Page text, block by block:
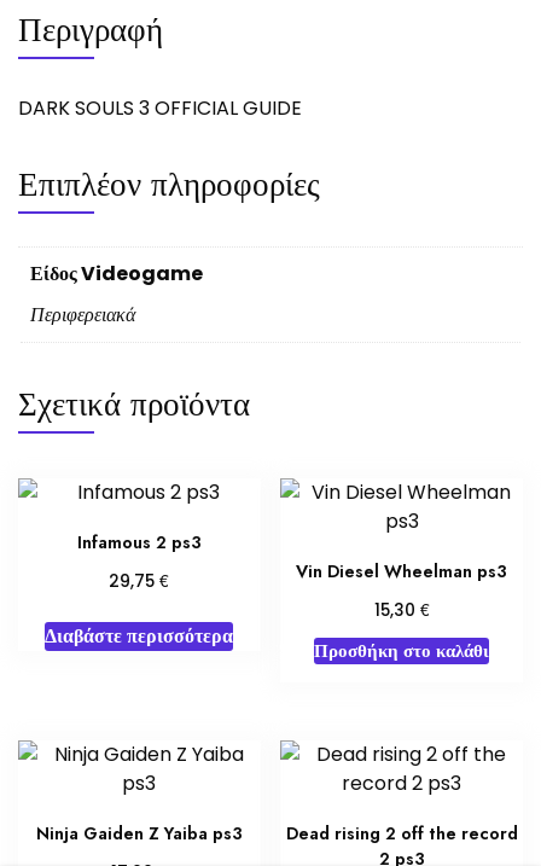
Περιγραφή
DARK SOULS 3 OFFICIAL GUIDE
Επιπλέον πληροφορίες
Είδος Videogame
Περιφερειακά
Σχετικά προϊόντα
Infamous 2 ps3
29,75€
Διαβάστε περισσότερα
Vin Diesel Wheelman ps3
15,30 €
Προσθήκη στο καλάθι
Ninja Gaiden Z Yaiba ps3
Dead rising 2 off the record
2 ps3